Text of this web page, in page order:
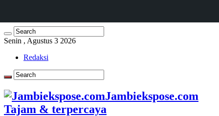
Senin , Agustus 3 2026
Redaksi
Jambiekspose.com
Tajam & terpercaya